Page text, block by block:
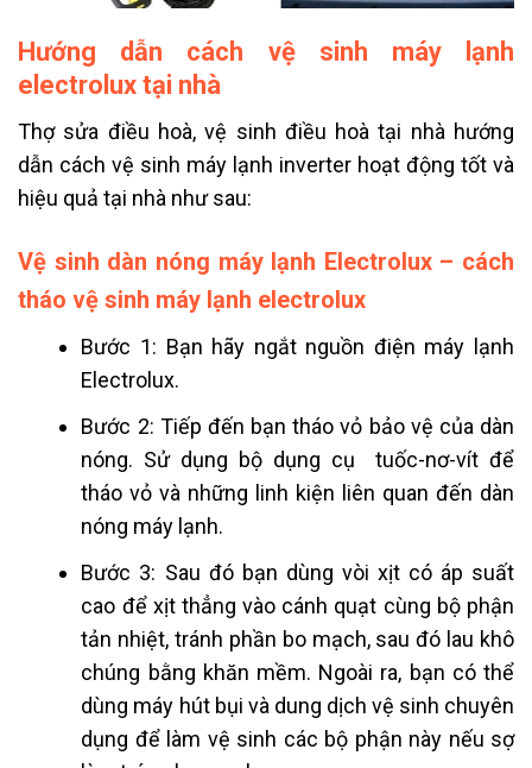
Hướng dẫn cách vệ sinh máy lạnh
electrolux tại nhà
Thợ sửa điều hoà, vệ sinh điều hoà tại nhà hướng
dẫn cách vệ sinh máy lạnh inverter hoạt động tốt và
hiệu quả tại nhà như sau:
Vệ sinh dàn nóng máy lạnh Electrolux – cách
tháo vệ sinh máy lạnh electrolux
Bước 1: Bạn hãy ngắt nguồn điện máy lạnh
Electrolux.
Bước 2: Tiếp đến bạn tháo vỏ bảo vệ của dàn
nóng. Sử dụng bộ dụng cụ tuốc-nơ-vít để
tháo vỏ và những linh kiện liên quan đến dàn
nóng máy lạnh.
Bước 3: Sau đó bạn dùng vòi xịt có áp suất
cao để xịt thẳng vào cánh quạt cùng bộ phận
tản nhiệt, tránh phần bo mạch, sau đó lau khô
chúng bằng khăn mềm. Ngoài ra, bạn có thể
dùng máy hút bụi và dung dịch vệ sinh chuyên
dụng để làm vệ sinh các bộ phận này nếu sợ